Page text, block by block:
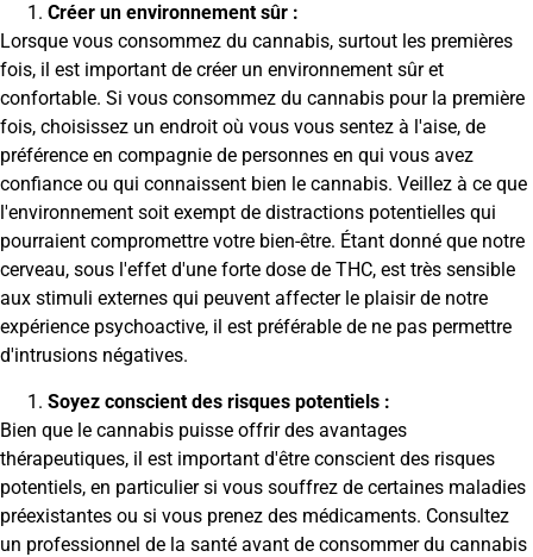
Créer un environnement sûr :
Lorsque vous consommez du cannabis, surtout les premières
fois, il est important de créer un environnement sûr et
confortable. Si vous consommez du cannabis pour la première
fois, choisissez un endroit où vous vous sentez à l'aise, de
préférence en compagnie de personnes en qui vous avez
confiance ou qui connaissent bien le cannabis. Veillez à ce que
l'environnement soit exempt de distractions potentielles qui
pourraient compromettre votre bien-être. Étant donné que notre
cerveau, sous l'effet d'une forte dose de THC, est très sensible
aux stimuli externes qui peuvent affecter le plaisir de notre
expérience psychoactive, il est préférable de ne pas permettre
d'intrusions négatives.
Soyez conscient des risques potentiels :
Bien que le cannabis puisse offrir des avantages
thérapeutiques, il est important d'être conscient des risques
potentiels, en particulier si vous souffrez de certaines maladies
préexistantes ou si vous prenez des médicaments. Consultez
un professionnel de la santé avant de consommer du cannabis